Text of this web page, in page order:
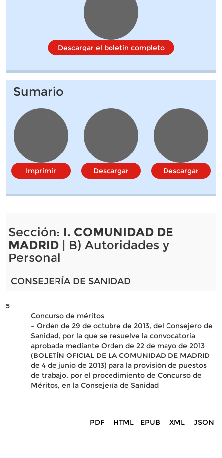
Descargar el boletín completo
Sumario
Imprimir Descargar Descargar
Sección: I. COMUNIDAD DE
MADRID| B) Autoridades y
Personal
CONSEJERÍA DE SANIDAD
5
Concurso de méritos
– Orden de 29 de octubre de 2013, del Consejero de
Sanidad, por la que se resuelve la convocatoria
aprobada mediante Orden de 22 de mayo de 2013
(BOLETÍN OFICIAL DE LA COMUNIDAD DE MADRID
de 4 de junio de 2013) para la provisión de puestos
de trabajo, por el procedimiento de Concurso de
Méritos, en la Consejería de Sanidad
PDF HTML EPUB XML JSON